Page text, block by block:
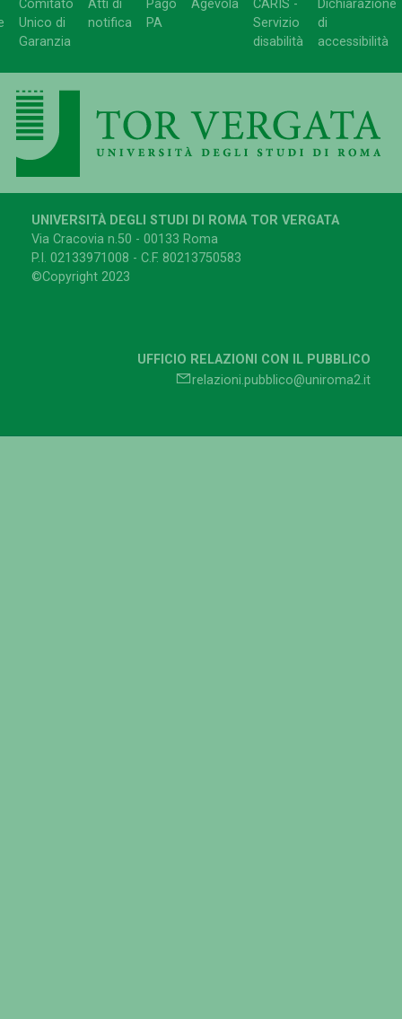
Comitato
Unico di
Garanzia
Atti di
notifica
Pago
PA
Agevola
CARIS -
Servizio
disabilità
Dichiarazione
di
accessibilità
UNIVERSITÀ DEGLI STUDI DI ROMA TOR VERGATA
Via Cracovia n.50 - 00133 Roma
P.I. 02133971008 - C.F. 80213750583
©Copyright 2023
UFFICIO RELAZIONI CON IL PUBBLICO
relazioni.pubblico@uniroma2.it